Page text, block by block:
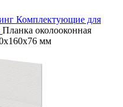
Комплектующие для
Планка околооконная
мм